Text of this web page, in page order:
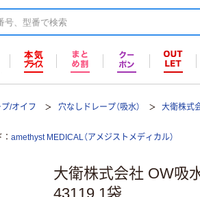
/オイフ 穴なしドレープ（吸水） 大衛株式
amethyst MEDICAL（アメジストメディカル）
大衛株式会社 OW吸
43119 1袋